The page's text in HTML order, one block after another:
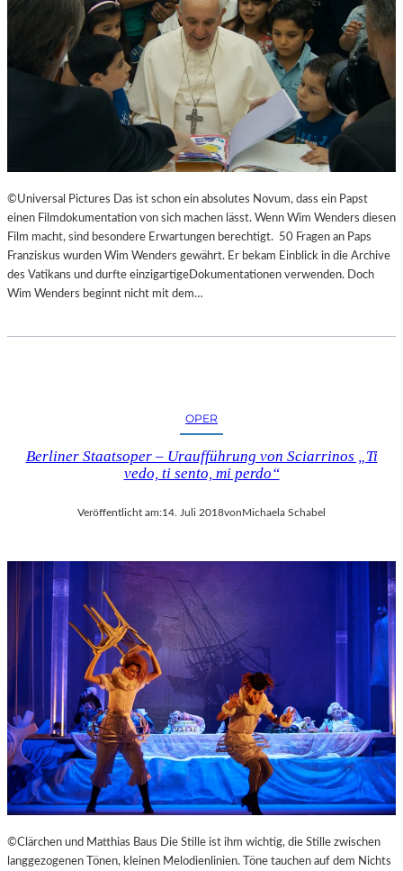
©Universal Pictures Das ist schon ein absolutes Novum, dass ein Papst
einen Filmdokumentation von sich machen lässt. Wenn Wim Wenders diesen
Film macht, sind besondere Erwartungen berechtigt. 50 Fragen an Paps
Franziskus wurden Wim Wenders gewährt. Er bekam Einblick in die Archive
des Vatikans und durfte einzigartigeDokumentationen verwenden. Doch
Wim Wenders beginnt nicht mit dem…
OPER
Berliner Staatsoper – Uraufführung von Sciarrinos „Ti
vedo, ti sento, mi perdo“
Veröffentlicht am:14. Juli 2018von Michaela Schabel
©Clärchen und Matthias Baus Die Stille ist ihm wichtig, die Stille zwischen
langgezogenen Tönen, kleinen Melodienlinien. Töne tauchen auf dem Nichts